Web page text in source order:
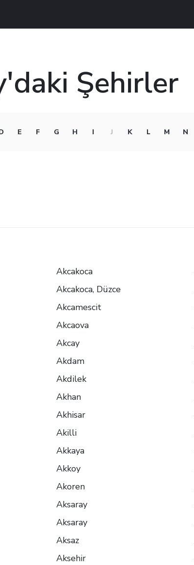
Şehirler
E F G H I J K L M N
Akcakoca
Akcakoca, Düzce
Akcamescit
Akcaova
Akcay
Akdam
Akdilek
Akhan
Akhisar
Akilli
Akkaya
Akkoy
Akoren
Aksaray
Aksaray
Aksaz
Aksehir